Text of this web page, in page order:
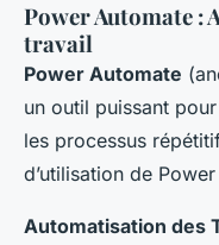
Power Automate :
travail
Power Automate
un outil puissant
les processus
d’utilisation de
Automatisation des